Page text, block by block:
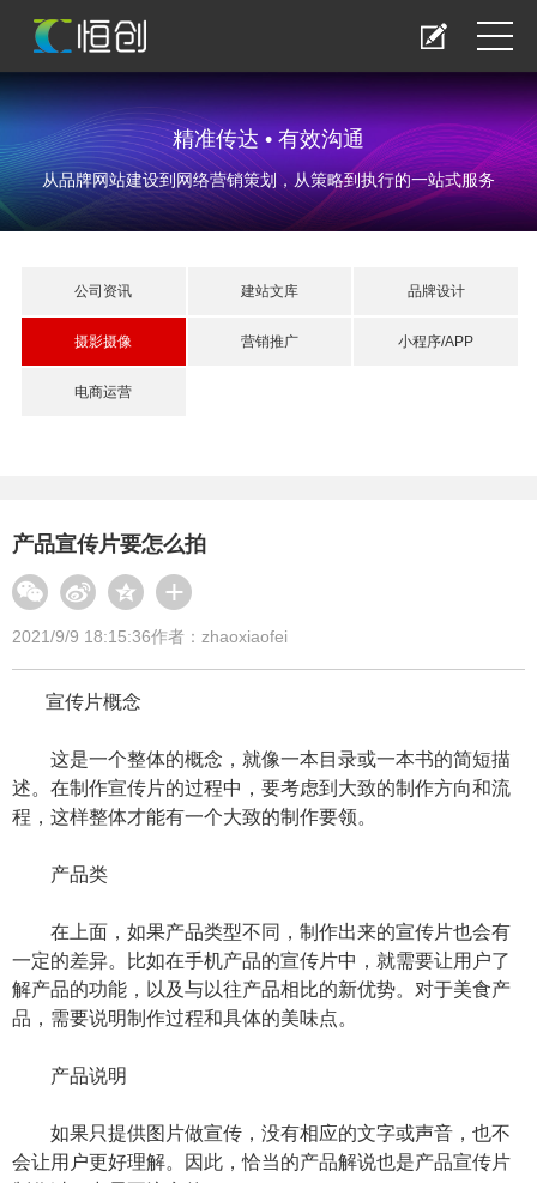
精准传达 • 有效沟通
从品牌网站建设到网络营销策划，从策略到执行的一站式服务
公司资讯 建站文库 品牌设计
摄影摄像 营销推广 小程序/APP
电商运营
产品宣传片要怎么拍
作者：zhaoxiaofei
2021/9/9 18:15:36
宣传片概念
这是一个整体的概念，就像一本目录或一本书的简短描
述。在制作宣传片的过程中，要考虑到大致的制作方向和流
程，这样整体才能有一个大致的制作要领。
产品类
在上面，如果产品类型不同，制作出来的宣传片也会有
一定的差异。比如在手机产品的宣传片中，就需要让用户了
解产品的功能，以及与以往产品相比的新优势。对于美食产
品，需要说明制作过程和具体的美味点。
产品说明
如果只提供图片做宣传，没有相应的文字或声音，也不
会让用户更好理解。因此，恰当的产品解说也是产品宣传片